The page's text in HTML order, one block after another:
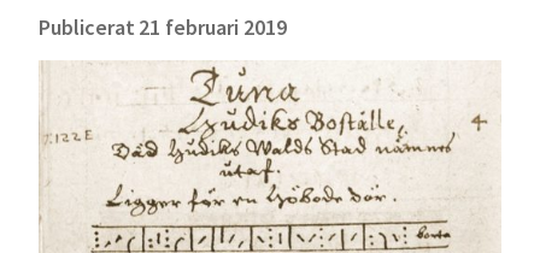
Publicerat 21 februari 2019